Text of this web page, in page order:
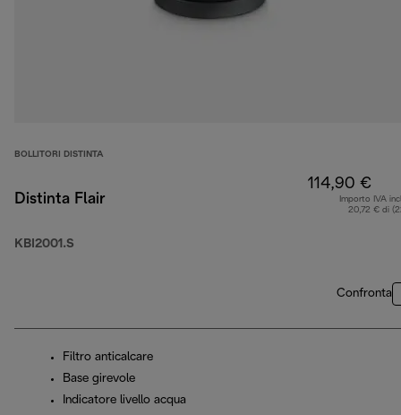
BOLLITORI DISTINTA
Distinta Flair
KBI2001.S
114,90 €
Importo IVA
20,72 € di
Confronta
Filtro anticalcare
Base girevole
Indicatore livello acqua